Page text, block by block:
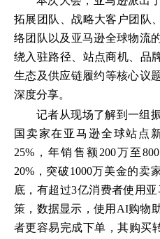
拓展团队、战略大客户团队
络团队以及亚马逊全球物流
绕入驻路径、站点商机、品
生态及供应链履约等核心议
深度分享。
记者从现场了解到一组
国卖家在亚马逊全球站点
25%，年销售额200万至
20%，突破1000万美金的卖
底，有超过3亿消费者使用
策，数据显示，使用AI购物
者更容易完成下单，其购买